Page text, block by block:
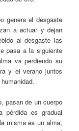
genera el desgaste
a actuar y dejan
al desgaste las
pasa a la siguiente
va perdiendo su
y el verano juntos
pasan de un cuerpo
pérdida es gradual
misma es un alma,